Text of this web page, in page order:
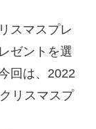
スマスプレ
ゼントを選
回は、2022
リスマスプ